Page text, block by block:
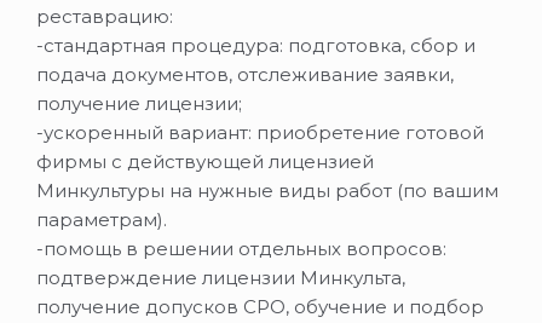
реставрацию:
-стандартная процедура: подготовка, сбор и
подача документов, отслеживание заявки,
получение лицензии;
-ускоренный вариант: приобретение готовой
фирмы с действующей лицензией
Минкультуры на нужные виды работ (по вашим
параметрам).
-помощь в решении отдельных вопросов:
подтверждение лицензии Минкульта,
получение допусков СРО, обучение и подбор